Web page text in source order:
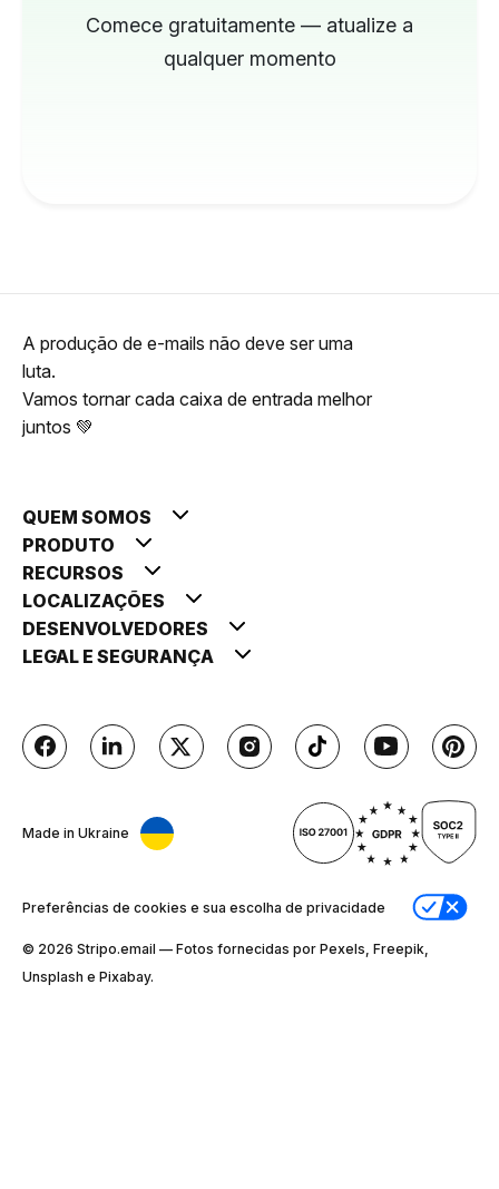
Comece gratuitamente — atualize a
qualquer momento
A produção de e-mails não deve ser uma
luta.
Vamos tornar cada caixa de entrada melhor
juntos 💚
QUEM SOMOS
PRODUTO
RECURSOS
LOCALIZAÇÕES
DESENVOLVEDORES
LEGAL E SEGURANÇA
Made in Ukraine
Preferências de cookies e sua escolha de privacidade
© 2026 Stripо.email — Fotos fornecidas por Pexels, Freepik,
Unsplash e Pixabay.